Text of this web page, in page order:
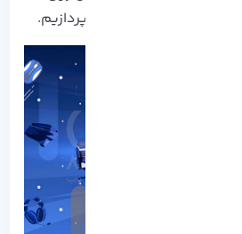
در دنیای بازی می‌ پردازیم.